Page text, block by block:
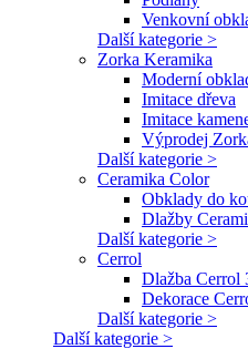
Venkovní
Další kategorie >
Zorka Keramika
Moderní
Imitace dřeva
Imitace
Výprodej
Další kategorie >
Ceramika Color
Obklady do
Dlažby
Další kategorie >
Cerrol
Dlažba Cerrol
Dekorace
Další kategorie >
Další kategorie >